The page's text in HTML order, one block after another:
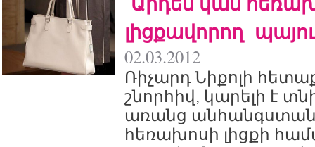
լիցքավորող
02.03.2012
Ռիչարդ Նիքոլի
շնորհիվ, կարելի է
առանց
հեռախոսի լիցքի